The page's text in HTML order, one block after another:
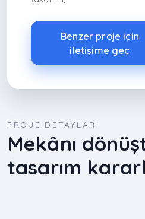
Benzer proje için
iletişime geç
PROJE DETAYLARI
Mekânı
tasarım